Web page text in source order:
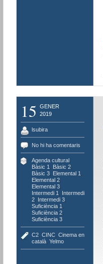
15
GENER
2019
lsubira
No hi ha comentaris
Agenda cultural,
Bàsic 1
Bàsic 2,
Bàsic 3, Elemental 1
Elemental 2,
Elemental 3,
Intermedi 1
Intermedi
2, Intermedi 3,
Suficiència 1
Suficiència 2,
Suficiència 3
C2, CINC, Cinema en
català, Yelmo